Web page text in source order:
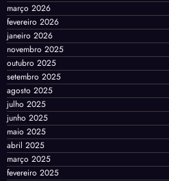
março 2026
fevereiro 2026
janeiro 2026
novembro 2025
outubro 2025
setembro 2025
agosto 2025
julho 2025
junho 2025
maio 2025
abril 2025
março 2025
fevereiro 2025